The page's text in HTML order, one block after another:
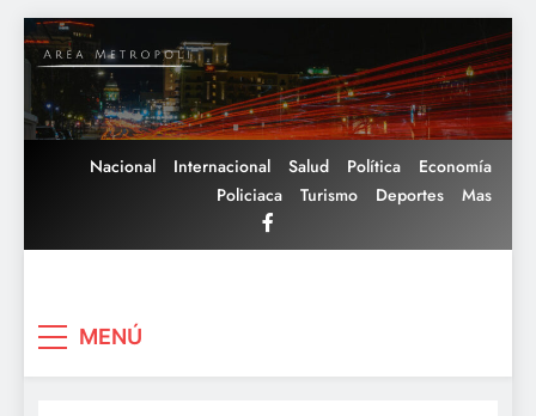
Saltar
al
contenido
Nacional Internacional Salud Política
Economía
Policiaca
Turismo Deportes Mas
MENÚ